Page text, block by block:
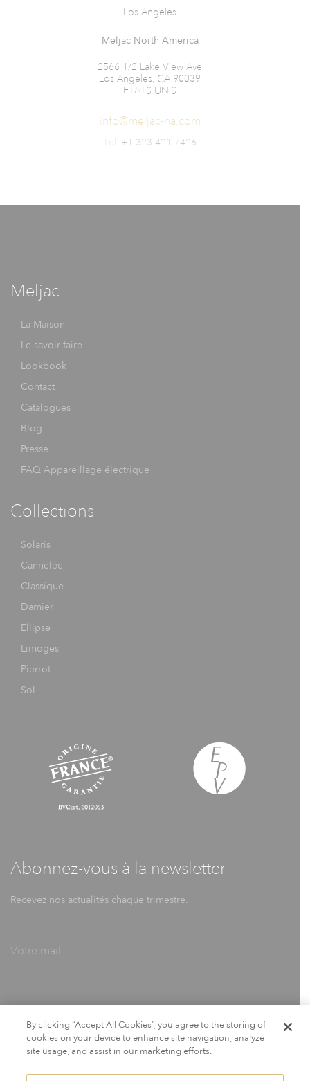
Los Angeles
Meljac North America
2566 1/2 Lake View Ave
Los Angeles, CA 90039
ETATS-UNIS
info@meljac-na.com
Tel. +1 323-421-7426
Meljac
La Maison
Le savoir-faire
Lookbook
Contact
Catalogues
Blog
Presse
FAQ Appareillage électrique
Collections
Solaris
Cannelée
Classique
Damier
Ellipse
Limoges
Pierrot
Sol
Abonnez-vous à la newsletter
Recevez nos actualités chaque trimestre.
By clicking “Accept All Cookies”, you agree to the storing of
cookies on your device to enhance site navigation, analyze
site usage, and assist in our marketing efforts.